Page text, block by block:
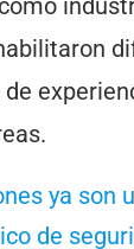
ya son
de